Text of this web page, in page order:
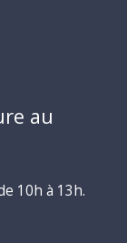
au
10h à 13h.